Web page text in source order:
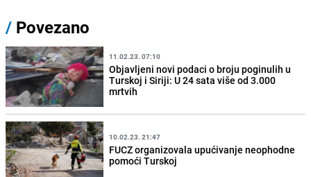
/ Povezano
11.02.23. 07:10
Objavljeni novi podaci o broju poginulih u
Turskoj i Siriji: U 24 sata više od 3.000
mrtvih
10.02.23. 21:47
FUCZ organizovala upućivanje neophodne
pomoći Turskoj